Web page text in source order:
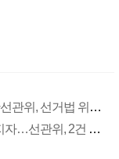
거동 불편한 선거인 대신 임의 기표…양산선관위, 선거법 위반 혐의 고발
노조원 동원한 지부장, 무료 생수 돌린 지지자…선관위, 2건 경찰 고발